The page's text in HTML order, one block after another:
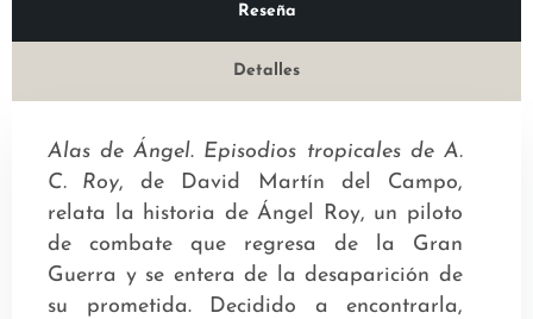
Reseña
Detalles
Alas de Ángel. Episodios tropicales de A.
C. Roy, de David Martín del Campo,
relata la historia de Ángel Roy, un piloto
de combate que regresa de la Gran
Guerra y se entera de la desaparición de
su prometida. Decidido a encontrarla,